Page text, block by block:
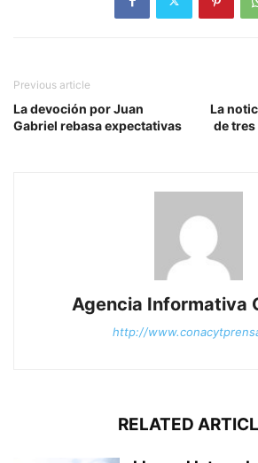
Previous article
La devoción por Juan
Gabriel rebasa expectativas
La
de
Agencia Informativa
http://
RELATED